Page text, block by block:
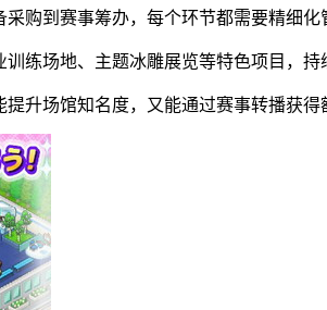
购到赛事筹办，每个环节都需要精细
练场地、主题冰雕展览等特色项目，
升场馆知名度，又能通过赛事转播获得